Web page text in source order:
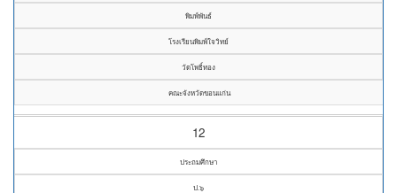
พิมพ์พันธ์
โรงเรียนพิมพ์ใจวิทย์
วัดโพธิ์ทอง
คณะจังหวัดขอนแก่น
12
ประถมศึกษา
ป.๖